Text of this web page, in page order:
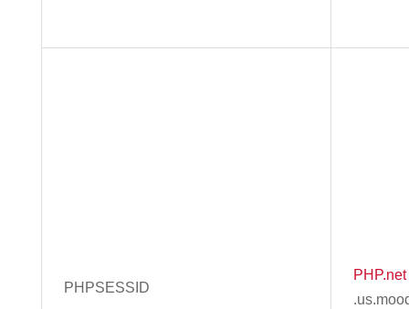
PHPSESSID
PHP.net